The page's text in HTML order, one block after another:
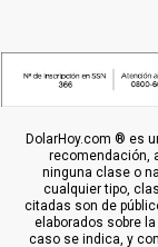
DolarHoy.com ® es
recomendación,
ninguna clase o
cualquier tipo,
citadas son de
elaborados sobre
caso se indica, y